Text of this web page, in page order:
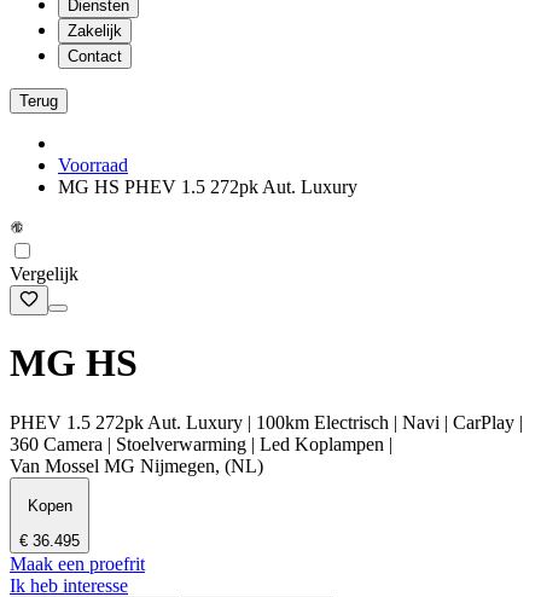
Diensten
Zakelijk
Contact
Terug
Voorraad
MG HS PHEV 1.5 272pk Aut. Luxury
Vergelijk
MG HS
PHEV 1.5 272pk Aut. Luxury | 100km Electrisch | Navi | CarPlay |
360 Camera | Stoelverwarming | Led Koplampen |
Van Mossel MG Nijmegen, (NL)
Kopen
€ 36.495
Maak een proefrit
Ik heb interesse